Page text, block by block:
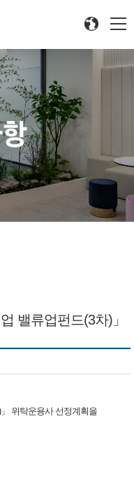
밸류업펀드(3차)」
위탁운용사 선정계획을